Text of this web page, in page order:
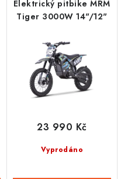
Elektrický pitbike MRM
Tiger 3000W 14"/12"
Vyprodáno
23 990 Kč